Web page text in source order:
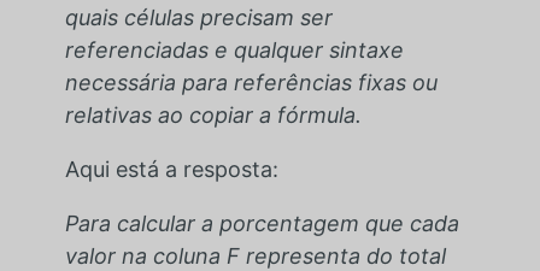
quais células precisam ser
referenciadas e qualquer sintaxe
necessária para referências fixas ou
relativas ao copiar a fórmula.
Aqui está a resposta:
Para calcular a porcentagem que cada
valor na coluna F representa do total